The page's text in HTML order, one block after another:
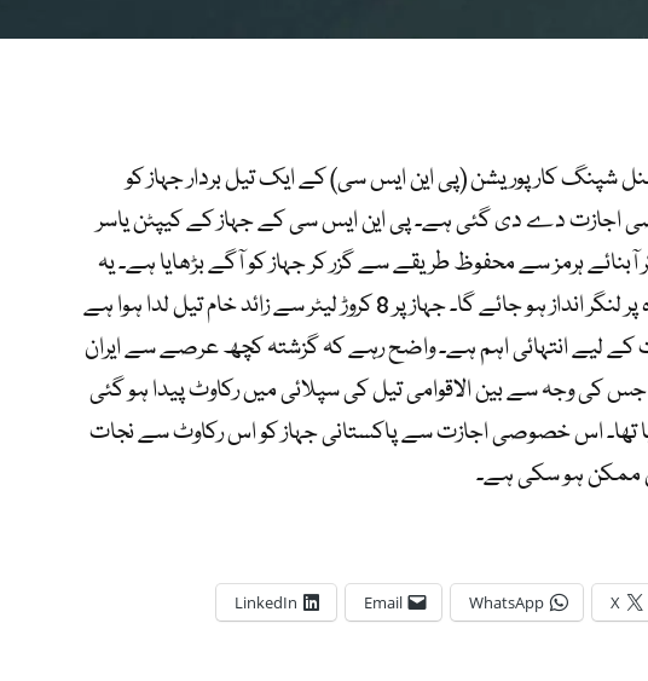
شپنگ کارپوریشن (پی این ایس سی) کے ایک تیل بردار جہاز کو
اجازت دے دی گئی ہے۔ پی این ایس سی کے جہاز کے کیپٹن یاسر
ہرمز سے محفوظ طریقے سے گزر کر جہاز کو آگے بڑھایا ہے۔ یہ
جہاز اب پرسوں کراچی کی بندرگاہ پر لنگر انداز ہو جائے گا۔ جہاز پر 8 کروڑ لیٹر سے زائد خام تیل لدا ہوا ہے
کے لیے انتہائی اہم ہے۔ واضح رہے کہ گزشتہ کچھ عرصے سے ایران
جس کی وجہ سے بین الاقوامی تیل کی سپلائی میں رکاوٹ پیدا ہو گئی
کیا تھا۔ اس خصوصی اجازت سے پاکستانی جہاز کو اس رکاوٹ سے نجات
ممکن ہو سکی ہے۔
X
WhatsApp
Email
LinkedIn